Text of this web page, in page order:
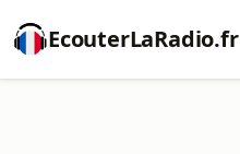
EcouterLaRadio.fr